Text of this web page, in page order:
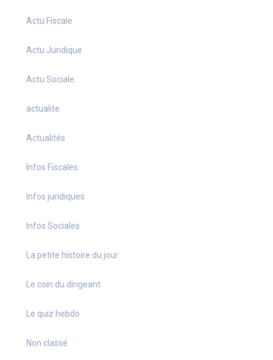
Actu Fiscale
Actu Juridique
Actu Sociale
actualite
Actualités
Infos Fiscales
Infos juridiques
Infos Sociales
La petite histoire du jour
Le coin du dirigeant
Le quiz hebdo
Non classé